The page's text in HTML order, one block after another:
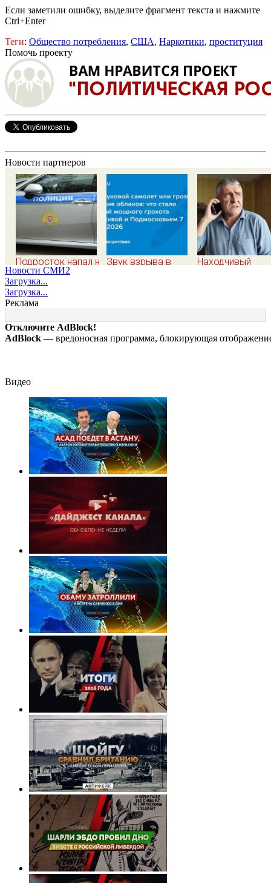
Если заметили ошибку, выделите фрагмент текста и нажмите
Ctrl+Enter
Теги: Общество потребления, США, Наркотики, проституция
Помочь проекту
Новости партнеров
Подросток напал на
десятилетнюю
девочку,
ворвавшись в
квартиру
Звук взрыва в
2026 года: Причины,
источник, откуда
был громкий
Находчивый
способом
Новости СМИ2
Загрузка...
Загрузка...
Реклама
Отключите AdBlock!
AdBlock — вредоносная программа, блокирующая
Видео